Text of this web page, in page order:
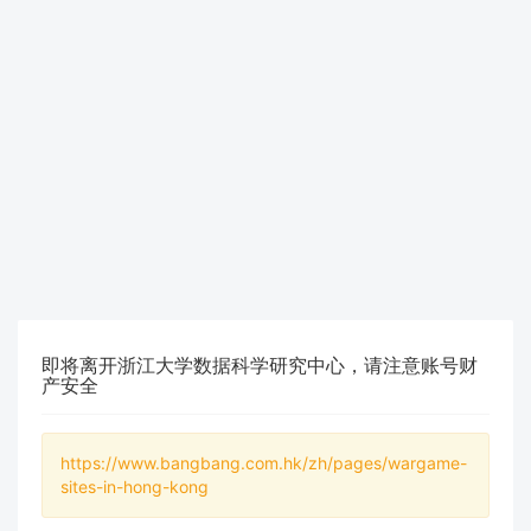
即将离开浙江大学数据科学研究中心，请注意账号财
产安全
https://www.bangbang.com.hk/zh/pages/wargame-
sites-in-hong-kong